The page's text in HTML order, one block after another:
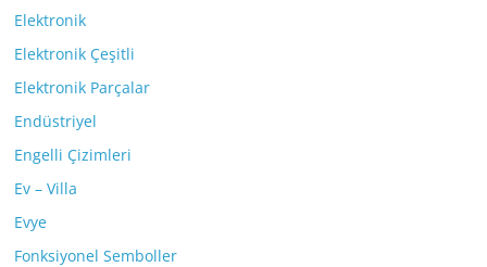
Elektronik
Elektronik Çeşitli
Elektronik Parçalar
Endüstriyel
Engelli Çizimleri
Ev – Villa
Evye
Fonksiyonel Semboller